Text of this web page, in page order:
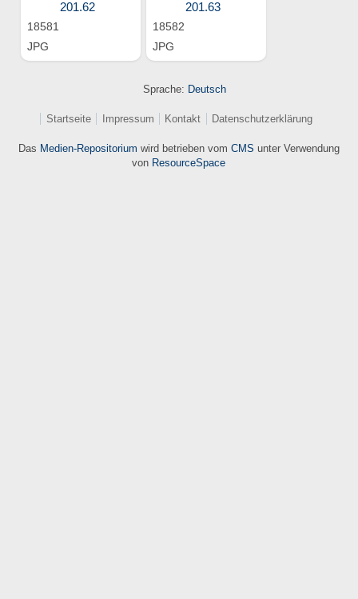
201.62
18581
JPG
201.63
18582
JPG
Sprache: Deutsch
Startseite Impressum Kontakt Datenschutzerklärung
Das Medien-Repositorium wird betrieben vom CMS unter Verwendung
von ResourceSpace